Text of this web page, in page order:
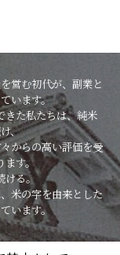
営む初代が、副業と
います。
きた私たちは、純米
、
からの高い評価を受
ます。
ける。
米の字を由来とした
います。